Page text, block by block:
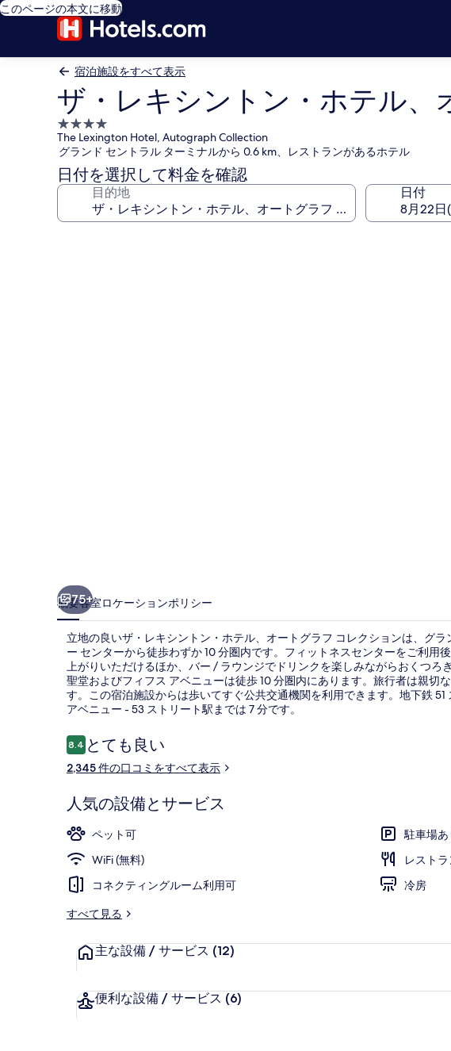
このページの本文に移動
宿泊施設をすべて表示
ザ・レキシントン・ホテル、
4.0
つ
星
宿
泊
The Lexington Hotel, Autograph Collection
グランド セントラル ターミナルから 0.6 km、レストランがあるホテル
日付を選択して料金を確認
目的地 日付
ラ
フ
コ
レ
ク
ョ
ン
の
写
真
ギ
ャ
ラ
75+
概要客室ロケーションポリシー
立地の良いザ・レキシントン・ホテル、オートグラフ コレクションは、グ
ー センターから徒歩わずか 10 分圏内です。フィットネスセンターをご利用
上がりいただけるほか、バー / ラウンジでドリンクを楽しみながらおくつろ
聖堂およびフィフス アベニューは徒歩 10 分圏内にあります。旅行者は親切
す。この宿泊施設からは歩いてすぐ公共交通機関を利用できます。地下鉄
アベニュー - 53 ストリート駅までは 7 分です。
口
コ
ミ
8.410段階中8.4
とても良い
2,345 件の口コミをすべて表示
人気の設備とサービス
ペット可
駐車場あ
WiFi (無料)
レストラ
コネクティングルーム利用可
冷房
すべて見る
主な設備 / サービス (12)
便利な設備 / サービス (6)